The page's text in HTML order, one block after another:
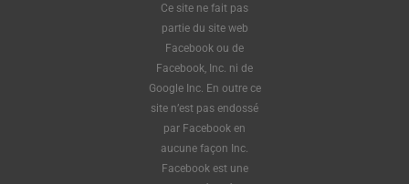
Ce site ne fait pas
partie du site web
Facebook ou de
Facebook, Inc. ni de
Google Inc. En outre ce
site n’est pas endossé
par Facebook en
aucune façon Inc.
Facebook est une